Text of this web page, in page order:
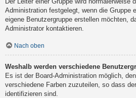
Administration festgelegt, wenn die Gruppe
eigene Benutzergruppe erstellen möchten,
Administrator kontaktieren.
Nach oben
Weshalb werden verschiedene
Es ist der Board-Administration möglich,
verschiedene Farben zuzuteilen, so dass
identifizieren sind.